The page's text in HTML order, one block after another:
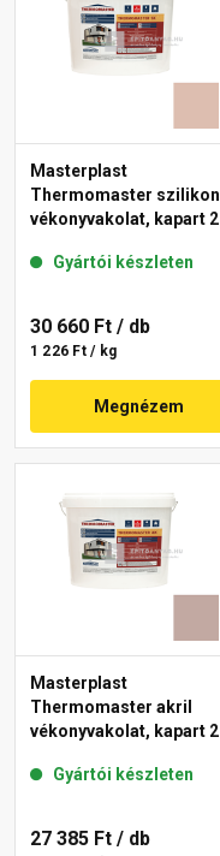
Masterplast
Thermomaster szilikon
vékonyvakolat, kapart 2
Gyártói készleten
30 660 Ft / db
1 226 Ft / kg
Megnézem
Masterplast
Thermomaster akril
vékonyvakolat, kapart 2
Gyártói készleten
27 385 Ft / db